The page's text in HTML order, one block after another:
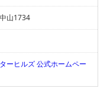
山1734
ーヒルズ 公式ホームペー